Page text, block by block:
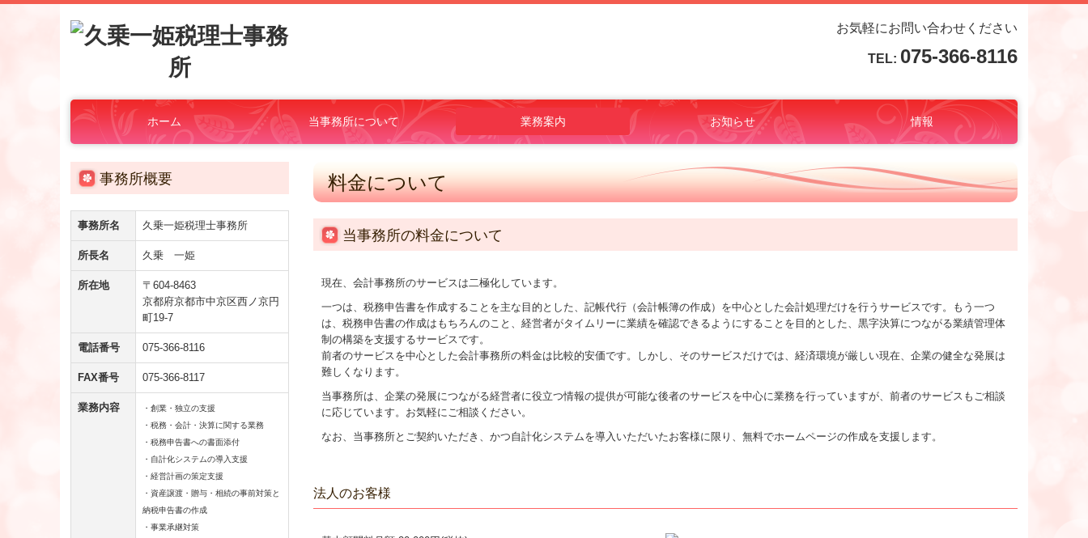
お気軽にお問い合わせください
TEL: 075-366-8116
ホーム 当事務所について 業務案内 お知らせ 情報
事務所概要
事務所名 久乗一姫税理士事務所
所長名 久乗 一姫
所在地
〒604-8463
京都府京都市中京区西ノ京円
町19-7
電話番号 075-366-8116
FAX番号 075-366-8117
業務内容
・創業・独立の支援
・税務・会計・決算に関する業務
・税務申告書への書面添付
・自計化システムの導入支援
・経営計画の策定支援
・資産譲渡・贈与・相続の事前対策と
納税申告書の作成
・事業承継対策
料金について
当事務所の料金について
現在、会計事務所のサービスは二極化しています。
一つは、税務申告書を作成することを主な目的とした、記帳代行（会計帳簿の作成）を中心とした会計処理だけを行うサービスです。もう一つ
は、税務申告書の作成はもちろんのこと、経営者がタイムリーに業績を確認できるようにすることを目的とした、黒字決算につながる業績管理体
制の構築を支援するサービスです。
前者のサービスを中心とした会計事務所の料金は比較的安価です。しかし、そのサービスだけでは、経済環境が厳しい現在、企業の健全な発展は
難しくなります。
当事務所は、企業の発展につながる経営者に役立つ情報の提供が可能な後者のサービスを中心に業務を行っていますが、前者のサービスもご相談
に応じています。お気軽にご相談ください。
なお、当事務所とご契約いただき、かつ自計化システムを導入いただいたお客様に限り、無料でホームページの作成を支援します。
法人のお客様